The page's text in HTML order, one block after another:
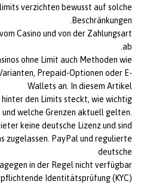
verzichten bewusst auf solche
Beschränkungen.
Casino und von der Zahlungsart
ab.
ohne Limit auch Methoden wie
Prepaid-Optionen oder E-
Wallets an. In diesem Artikel
den Limits steckt, wie wichtig
welche Grenzen aktuell gelten.
keine deutsche Lizenz und sind
zugelassen. PayPal und regulierte
deutsche
in der Regel nicht verfügbar.
Identitätsprüfung (KYC)